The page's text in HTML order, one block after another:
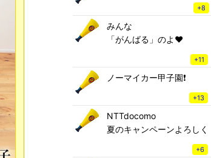
+8
みんな
「がんばる」のよ♥
+11
ノーマイカー甲子園❗
+13
NTTdocomo
夏のキャンペーンよろしく
+6